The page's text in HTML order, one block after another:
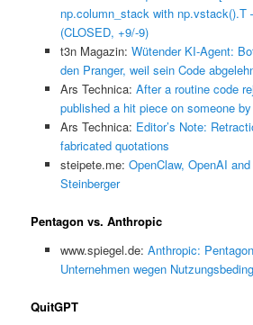
np.column_stack with np.vstack().T
(CLOSED, +9/-9)
t3n Magazin: Wütender KI-Agent:
den Pranger, weil sein Code
Ars Technica: After a routine code
published a hit piece on someone
Ars Technica: Editor’s Note:
fabricated quotations
steipete.me: OpenClaw, OpenAI
Steinberger
Pentagon vs. Anthropic
www.spiegel.de: Anthropic:
Unternehmen wegen
QuitGPT